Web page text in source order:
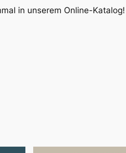
in unserem Online-Katalog!